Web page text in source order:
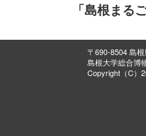
「島根まる
〒690-8504 島
島根大学総合博
Copyright（C）